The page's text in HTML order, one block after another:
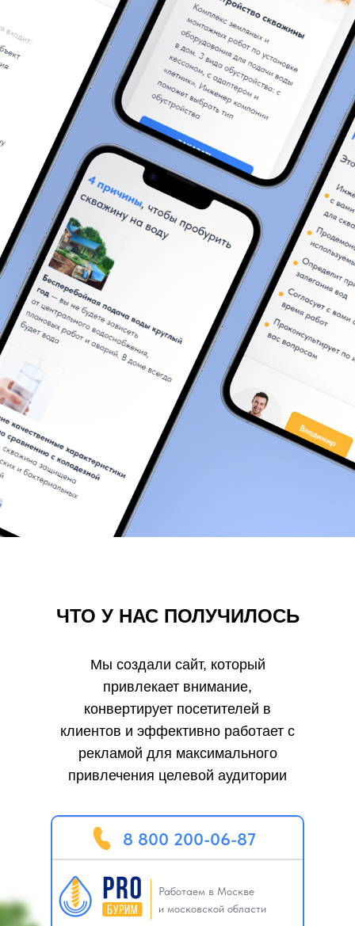
Мы создали сайт, который
привлекает внимание,
конвертирует посетителей в
клиентов и эффективно работает с
рекламой для максимального
привлечения целевой аудитории
ЧТО У НАС ПОЛУЧИЛОСЬ